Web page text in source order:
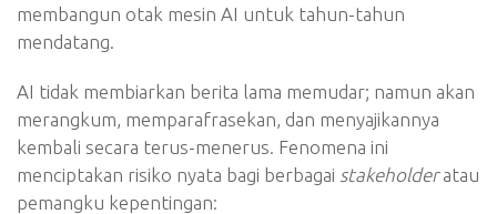
membangun otak mesin AI untuk tahun-tahun
mendatang.
AI tidak membiarkan berita lama memudar; namun akan
merangkum, memparafrasekan, dan menyajikannya
kembali secara terus-menerus. Fenomena ini
menciptakan risiko nyata bagi berbagai stakeholderatau
pemangku kepentingan: